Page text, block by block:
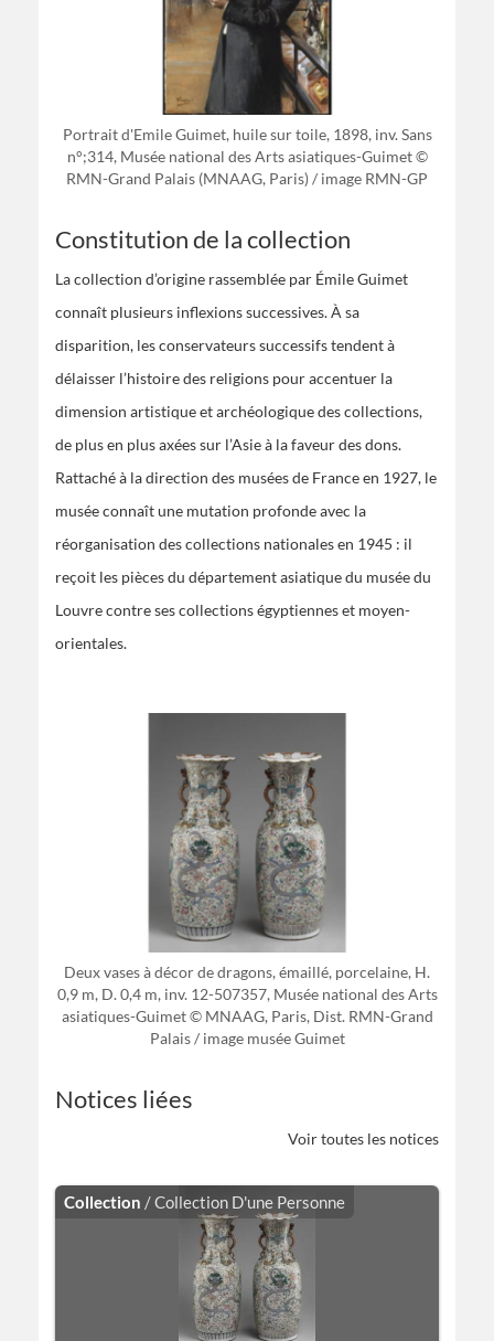
Portrait d'Emile Guimet, huile sur toile, 1898, inv. Sans
n°;314, Musée national des Arts asiatiques-Guimet ©
RMN-Grand Palais (MNAAG, Paris) / image RMN-GP
Constitution de la collection
La collection d’origine rassemblée par Émile Guimet
connaît plusieurs inflexions successives. À sa
disparition, les conservateurs successifs tendent à
délaisser l’histoire des religions pour accentuer la
dimension artistique et archéologique des collections,
de plus en plus axées sur l’Asie à la faveur des dons.
Rattaché à la direction des musées de France en 1927, le
musée connaît une mutation profonde avec la
réorganisation des collections nationales en 1945 : il
reçoit les pièces du département asiatique du musée du
Louvre contre ses collections égyptiennes et moyen-
orientales.
Deux vases à décor de dragons, émaillé, porcelaine, H.
0,9 m, D. 0,4 m, inv. 12-507357, Musée national des Arts
asiatiques-Guimet © MNAAG, Paris, Dist. RMN-Grand
Palais / image musée Guimet
Notices liées
Voir toutes les notices
Collection / Collection D'une Personne